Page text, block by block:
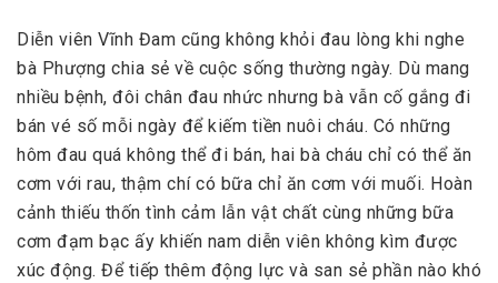
Diễn viên Vĩnh Đam cũng không khỏi đau lòng khi nghe
bà Phượng chia sẻ về cuộc sống thường ngày. Dù mang
nhiều bệnh, đôi chân đau nhức nhưng bà vẫn cố gắng đi
bán vé số mỗi ngày để kiếm tiền nuôi cháu. Có những
hôm đau quá không thể đi bán, hai bà cháu chỉ có thể ăn
cơm với rau, thậm chí có bữa chỉ ăn cơm với muối. Hoàn
cảnh thiếu thốn tình cảm lẫn vật chất cùng những bữa
cơm đạm bạc ấy khiến nam diễn viên không kìm được
xúc động. Để tiếp thêm động lực và san sẻ phần nào khó